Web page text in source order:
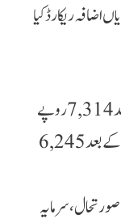
اضافہ ریکارڈ کیا
فی 10 گرام چاندی: 129 روپے اضافے کے بعد 6,245
صورتحال، سرمایہ